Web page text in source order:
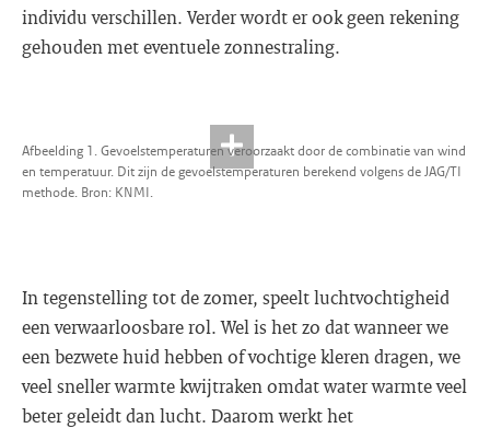
individu verschillen. Verder wordt er ook geen rekening
gehouden met eventuele zonnestraling.
Afbeelding 1. Gevoelstemperaturen veroorzaakt door de combinatie van wind
en temperatuur. Dit zijn de gevoelstemperaturen berekend volgens de JAG/TI
methode. Bron: KNMI.
In tegenstelling tot de zomer, speelt luchtvochtigheid
een verwaarloosbare rol. Wel is het zo dat wanneer we
een bezwete huid hebben of vochtige kleren dragen, we
veel sneller warmte kwijtraken omdat water warmte veel
beter geleidt dan lucht. Daarom werkt het